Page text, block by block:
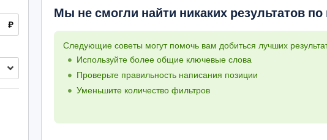
₽
Мы не смогли найти никаких результатов
Следующие советы могут помочь вам добиться лучших
Используйте более общие ключевые слова
Проверьте правильность написания позиции
Уменьшите количество фильтров